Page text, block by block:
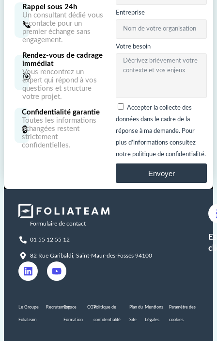
📞
Rappel sous 24h
Un consultant dédié vous
recontacte pour un
premier échange sans
engagement.
🎯
Rendez-vous de cadrage
immédiat
Vous rencontrez un
expert qui répond à vos
questions et structure
votre projet.
🔒
Confidentialité garantie
Toutes les informations
échangées restent
strictement
confidentielles.
Entreprise
Votre besoin
Accepter la collecte des
données dans le cadre de la
réponse à ma demande. Pour
plus d’informations consultez
notre politique de confidentialité.
Envoyer
Formulaire de contact
01 55 12 55 12
82 Rue Garibaldi, Saint-Maur-des-Fossés 94100
Le Groupe
Foliateam
RecrutementEspace
Formation
CGVPolitique de
confidentialité
Plan du
Site
Mentions
Légales
Paramètre des
cookies